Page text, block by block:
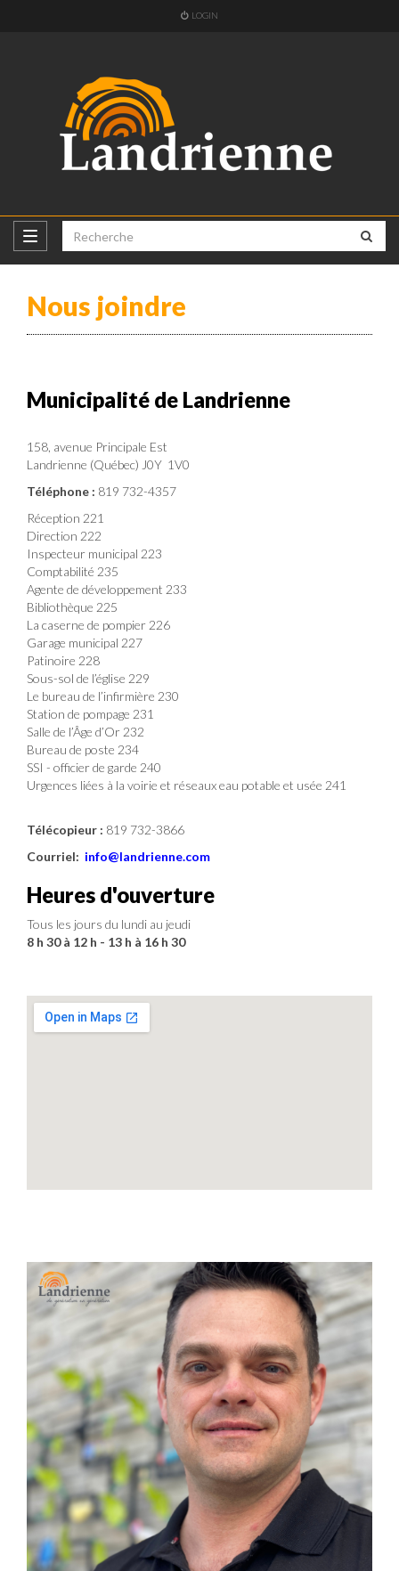
LOGIN
Nous joindre
Municipalité de Landrienne
158, avenue Principale Est
Landrienne (Québec) J0Y 1V0
Téléphone : 819 732-4357
Réception 221
Direction 222
Inspecteur municipal 223
Comptabilité 235
Agente de développement 233
Bibliothèque 225
La caserne de pompier 226
Garage municipal 227
Patinoire 228
Sous-sol de l’église 229
Le bureau de l’infirmière 230
Station de pompage 231
Salle de l’Âge d’Or 232
Bureau de poste 234
SSI - officier de garde 240
Urgences liées à la voirie et réseaux eau potable et usée 241
Télécopieur : 819 732-3866
Courriel: info@landrienne.com
Heures d'ouverture
Tous les jours du lundi au jeudi
8 h 30 à 12 h - 13 h à 16 h 30